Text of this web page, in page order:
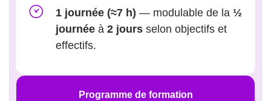
1 journée (≈7 h) — modulable de la½
journée à2 jours selon objectifs et
effectifs.
Programme de formation